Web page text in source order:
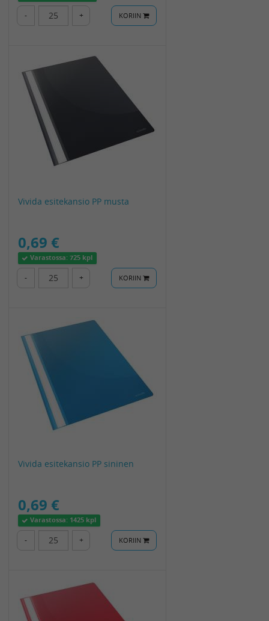
- + KORIIN
Vivida esitekansio PP musta
0,69 €
Varastossa:725 kpl
- + KORIIN
Vivida esitekansio PP sininen
0,69 €
Varastossa: 1425 kpl
- + KORIIN